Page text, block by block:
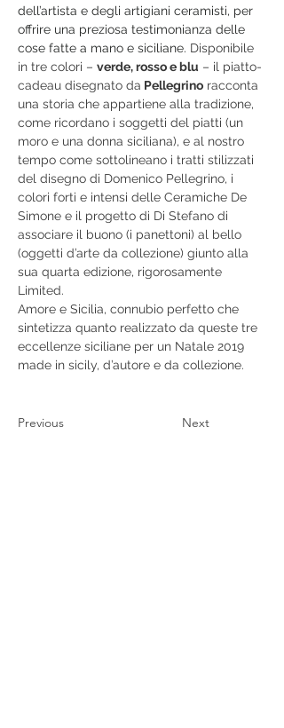
dell’artista e degli artigiani ceramisti, per
offrire una preziosa testimonianza delle
cose fatte a mano e siciliane. Disponibile
in tre colori – verde, rosso e blu – il piatto-
cadeau disegnato da Pellegrino racconta
una storia che appartiene alla tradizione,
come ricordano i soggetti del piatti (un
moro e una donna siciliana), e al nostro
tempo come sottolineano i tratti stilizzati
del disegno di Domenico Pellegrino, i
colori forti e intensi delle Ceramiche De
Simone e il progetto di Di Stefano di
associare il buono (i panettoni) al bello
(oggetti d’arte da collezione) giunto alla
sua quarta edizione, rigorosamente
Limited.
Amore e Sicilia, connubio perfetto che
sintetizza quanto realizzato da queste tre
eccellenze siciliane per un Natale 2019
made in sicily, d’autore e da collezione.
Previous Next